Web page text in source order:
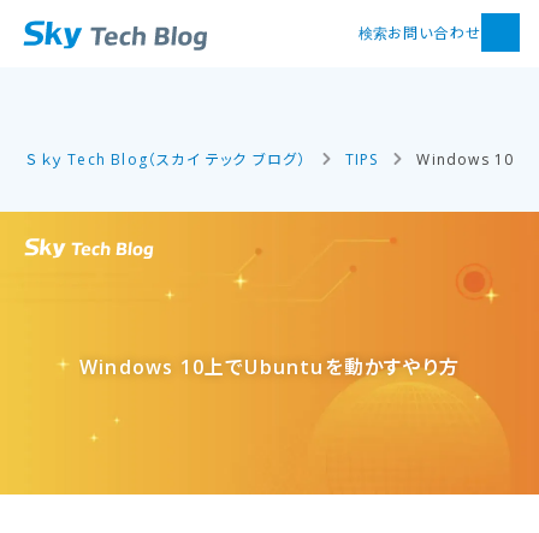
検索お問い合わせ
Ｓｋｙ Tech Blog（スカイ テック ブログ） TIPS Windows 10上
Windows 10上で​Ubuntuを​動かすやり方